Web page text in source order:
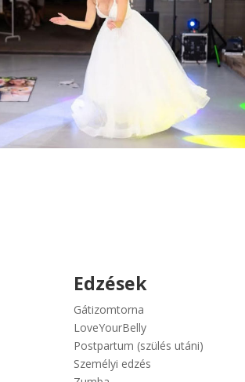
Edzések
Gátizomtorna
LoveYourBelly
Postpartum (szülés utáni)
Személyi edzés